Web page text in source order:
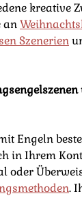
kreative
an
Szenerien
Engeln
in Ihrem
oder
.